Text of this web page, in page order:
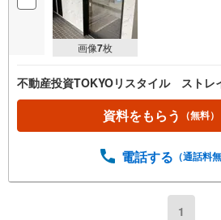
画像7枚
不動産投資TOKYOリスタイル ストレ
資料をもらう （無料）
電話する （通話料
1